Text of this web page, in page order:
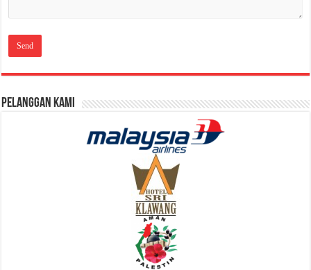
Pelanggan Kami